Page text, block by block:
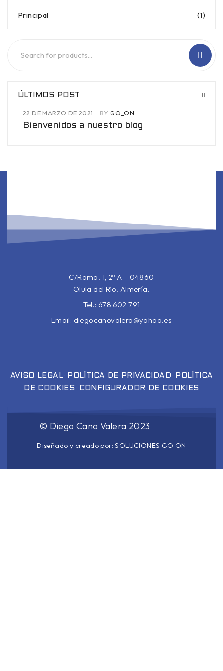
Principal (1)
ÚLTIMOS POST
22 DE MARZO DE 2021 BY GO_ON
Bienvenidos a nuestro blog
C/Roma, 1, 2º A – 04860
Olula del Río, Almería.
Tel.: 678 602 791
Email: diegocanovalera@yahoo.es
AVISO LEGAL· POLÍTICA DE PRIVACIDAD · POLÍTICA
DE COOKIES · CONFIGURADOR DE COOKIES
© Diego Cano Valera 2023
Diseñado y creado por:SOLUCIONES GO ON